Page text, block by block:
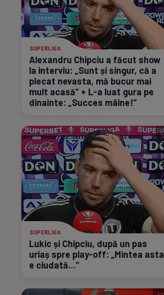
SUPERLIGA
Alexandru Chipciu a făcut show
la interviu: „Sunt și singur, că a
plecat nevasta, mă bucur mai
mult acasă” + L-a luat gura pe
dinainte: „Succes mâine!”
SUPERLIGA
Lukic și Chipciu, după un pas
uriaș spre play-off: „Mintea asta
e ciudată...”